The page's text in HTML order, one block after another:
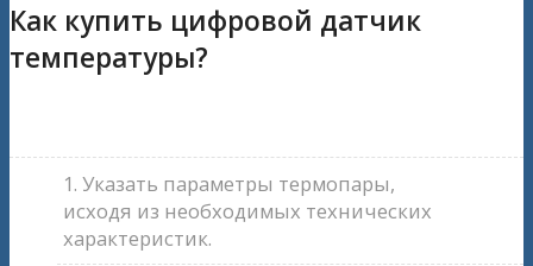
Как купить цифровой датчик
температуры?
1. Указать параметры термопары,
исходя из необходимых технических
характеристик.